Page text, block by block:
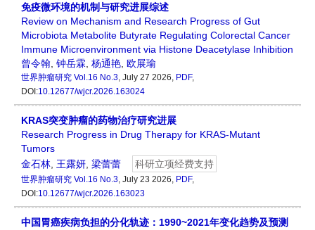
免疫微环境的机制与研究进展综述
Review on Mechanism and Research Progress of Gut
Microbiota Metabolite Butyrate Regulating Colorectal Cancer
Immune Microenvironment via Histone Deacetylase Inhibition
曾令翰 钟岳霖 杨通艳 欧展瑜
世界肿瘤研究 Vol.16 No.3, July 27 2026, PDF,
DOI:10.12677/wjcr.2026.163024
KRAS突变肿瘤的药物治疗研究进展
Research Progress in Drug Therapy for KRAS-Mutant
Tumors
金石林 王露妍 梁蕾蕾 科研立项经费支持
世界肿瘤研究 Vol.16 No.3, July 23 2026, PDF,
DOI:10.12677/wjcr.2026.163023
中国胃癌疾病负担的分化轨迹：1990~2021年变化趋势及预测